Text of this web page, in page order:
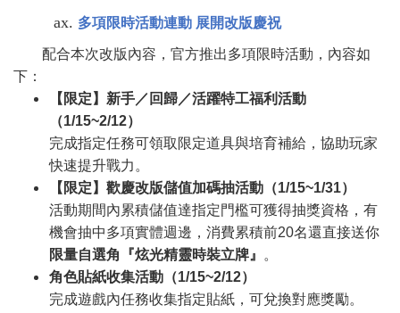
多項限時活動連動 展開改版慶祝
配合本次改版內容，官方推出多項限時活動，內容如
下：
【限定】新手／回歸／活躍特工福利活動
（1/15~2/12）
完成指定任務可領取限定道具與培育補給，協助玩家
快速提升戰力。
【限定】歡慶改版儲值加碼抽活動（1/15~1/31）
活動期間內累積儲值達指定門檻可獲得抽獎資格，有
機會抽中多項實體週邊，消費累積前20名還直接送你
限量自選角『炫光精靈時裝立牌』 。
角色貼紙收集活動（1/15~2/12）
完成遊戲內任務收集指定貼紙，可兌換對應獎勵。